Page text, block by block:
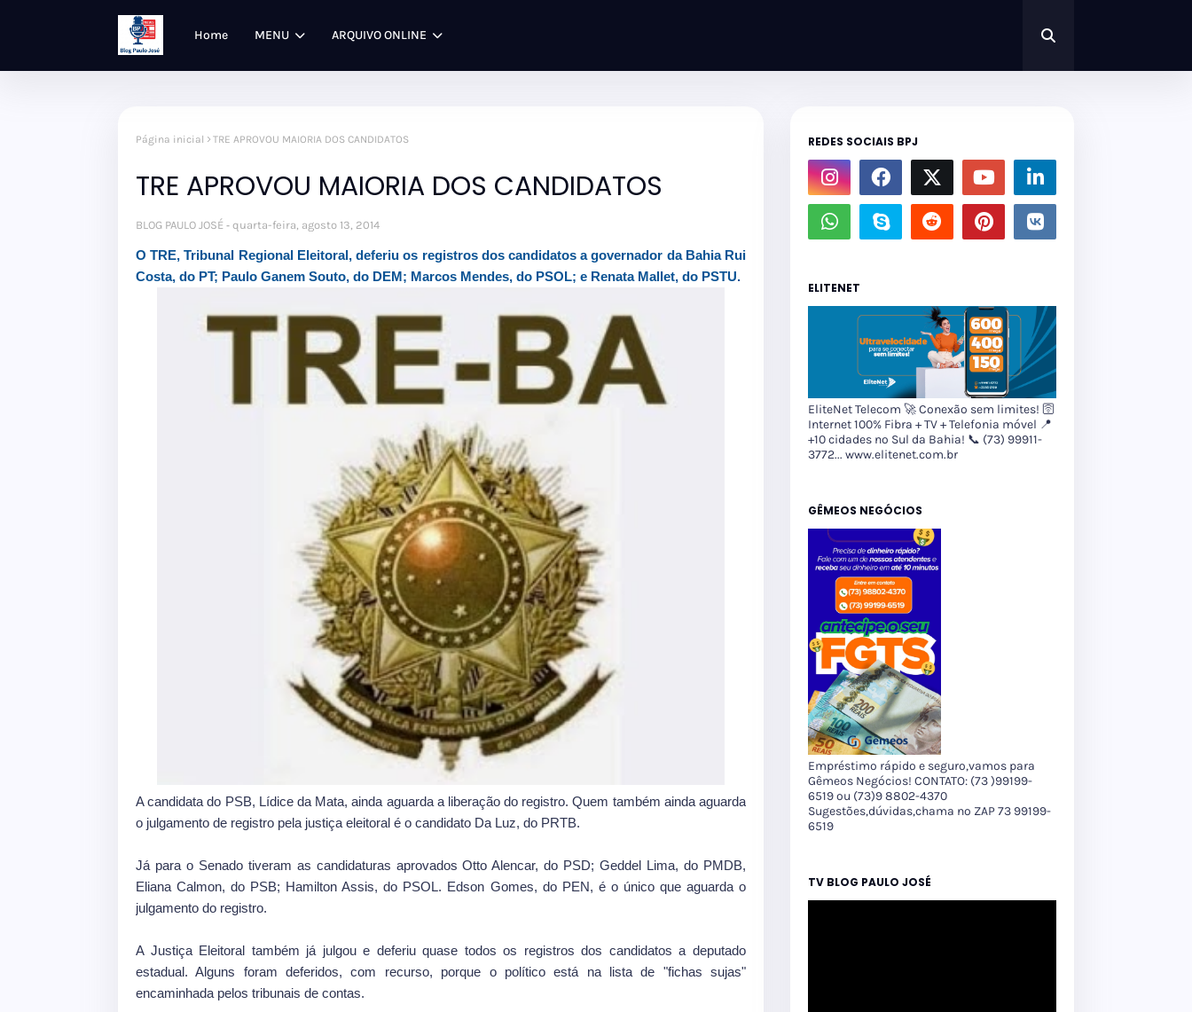
Home MENU ARQUIVO ONLINE
Página inicial TRE APROVOU MAIORIA DOS CANDIDATOS
TRE APROVOU MAIORIA DOS CANDIDATOS
BLOG PAULO JOSÉ quarta-feira, agosto 13, 2014
O TRE, Tribunal Regional Eleitoral, deferiu os registros dos candidatos a governador da Bahia Rui
Costa, do PT; Paulo Ganem Souto, do DEM; Marcos Mendes, do PSOL; e Renata Mallet, do PSTU.
A candidata do PSB, Lídice da Mata, ainda aguarda a liberação do registro. Quem também ainda aguarda
o julgamento de registro pela justiça eleitoral é o candidato Da Luz, do PRTB.
Já para o Senado tiveram as candidaturas aprovados Otto Alencar, do PSD; Geddel Lima, do PMDB,
Eliana Calmon, do PSB; Hamilton Assis, do PSOL. Edson Gomes, do PEN, é o único que aguarda o
julgamento do registro.
A Justiça Eleitoral também já julgou e deferiu quase todos os registros dos candidatos a deputado
estadual. Alguns foram deferidos, com recurso, porque o político está na lista de "fichas sujas"
encaminhada pelos tribunais de contas.
REDES SOCIAIS BPJ
ELITENET
EliteNet Telecom 🚀 Conexão sem limites! 🛜
Internet 100% Fibra + TV + Telefonia móvel 📍
+10 cidades no Sul da Bahia! 📞 (73) 99911-
3772... www.elitenet.com.br
GÊMEOS NEGÓCIOS
Empréstimo rápido e seguro,vamos para
Gêmeos Negócios! CONTATO: (73 )99199-
6519 ou (73)9 8802-4370
Sugestões,dúvidas,chama no ZAP 73 99199-
6519
TV BLOG PAULO JOSÉ